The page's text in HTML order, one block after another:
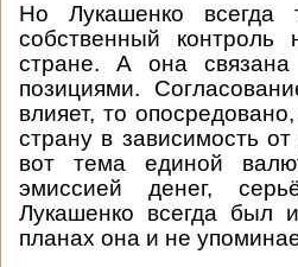
Но Лукашенко всегда
собственный контроль
стране. А она
позициями.
влияет, то
страну в зависимость
вот тема единой
эмиссией денег,
Лукашенко всегда был
планах она и не